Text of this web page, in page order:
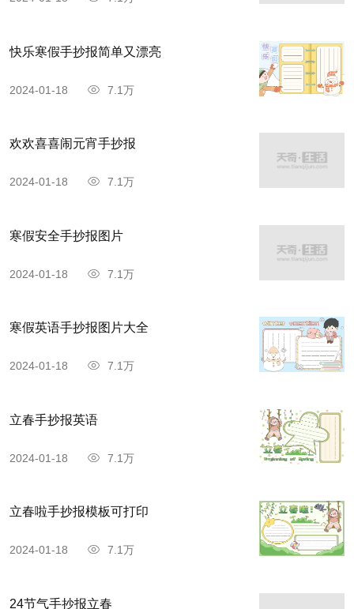
快乐寒假手抄报简单又漂亮
2024-01-18 7.1万
欢欢喜喜闹元宵手抄报
2024-01-18 7.1万
寒假安全手抄报图片
2024-01-18 7.1万
寒假英语手抄报图片大全
2024-01-18 7.1万
立春手抄报英语
2024-01-18 7.1万
立春啦手抄报模板可打印
2024-01-18 7.1万
24节气手抄报立春